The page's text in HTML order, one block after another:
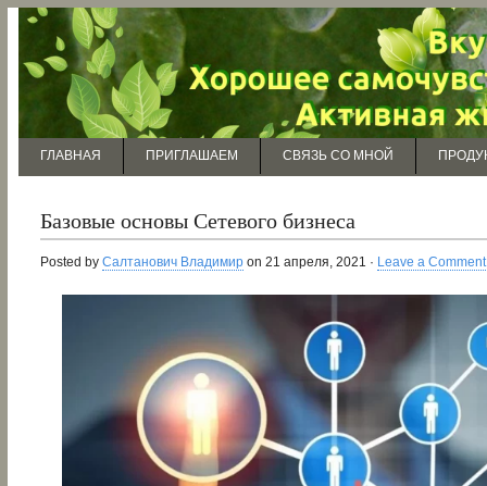
ГЛАВНАЯ ПРИГЛАШАЕМ СВЯЗЬ СО МНОЙ
Базовые основы Сетевого бизнеса
Posted by Салтанович Владимир on 21 апреля, 2021 · Leave a Comment